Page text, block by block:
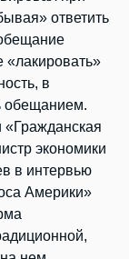
ответить
«лакировать»
в
обещанием.
«Гражданская
экономики
в интервью
Америки»